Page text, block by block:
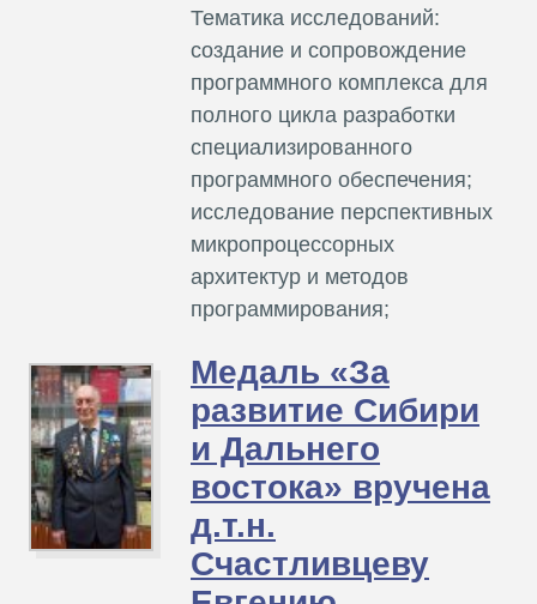
Тематика исследований:
создание и сопровождение
программного комплекса для
полного цикла разработки
специализированного
программного обеспечения;
исследование перспективных
микропроцессорных
архитектур и методов
программирования;
Медаль «За
развитие Сибири
и Дальнего
востока» вручена
д.т.н.
Счастливцеву